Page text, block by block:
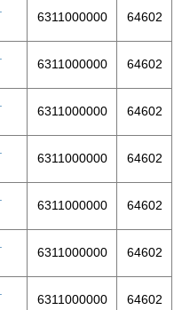
6311000000 64602
6311000000 64602
6311000000 64602
6311000000 64602
6311000000 64602
6311000000 64602
6311000000 64602